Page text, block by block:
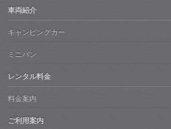
車両紹介
キャンピングカー
ミニバン
レンタル料金
料金案内
ご利用案内